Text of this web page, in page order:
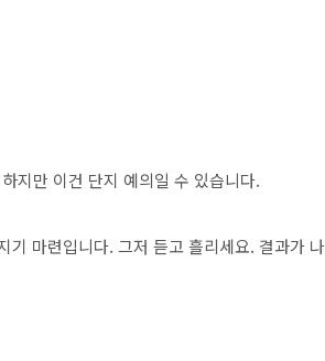
지만 이건 단지 예의일 수 있습니다.
기 마련입니다. 그저 듣고 흘리세요. 결과가 나